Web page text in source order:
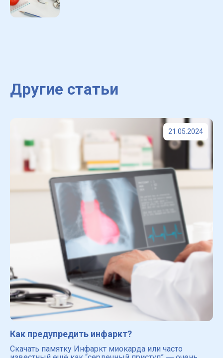
Другие статьи
21.05.2024
Как предупредить инфаркт?
Скачать памятку Инфаркт миокарда или часто